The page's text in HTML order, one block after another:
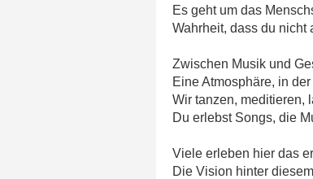
Es geht um das
Wahrheit, dass du nicht
Zwischen Musik und
Eine Atmosphäre, in
Wir tanzen, meditieren,
Du erlebst Songs, die
Viele erleben hier das
Die Vision hinter